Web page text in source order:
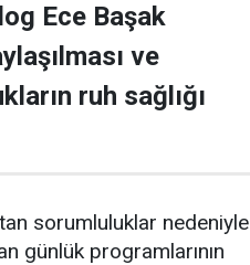
Ece Başak
ve
ruh sağlığı
sorumluluklar nedeniyle
günlük programlarının